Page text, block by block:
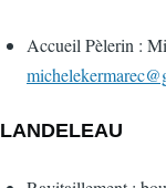
Accueil Pèlerin :
LANDELEAU